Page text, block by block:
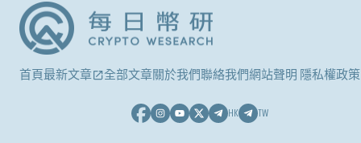
首頁最新文章 全部文章關於我們聯絡我們網站聲明 隱私權政策
HK TW